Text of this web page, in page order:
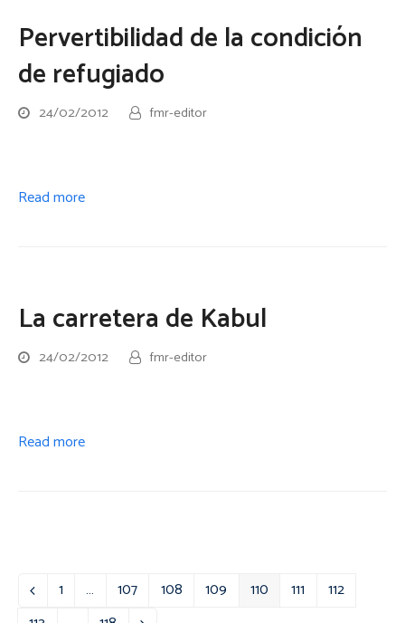
Pervertibilidad de la condición
de refugiado
24/02/2012 fmr-editor
Read more
La carretera de Kabul
24/02/2012 fmr-editor
Read more
PreviousPage
1 … Page
107 Page
108 Page
109 Page
110 Page
111 Page
112